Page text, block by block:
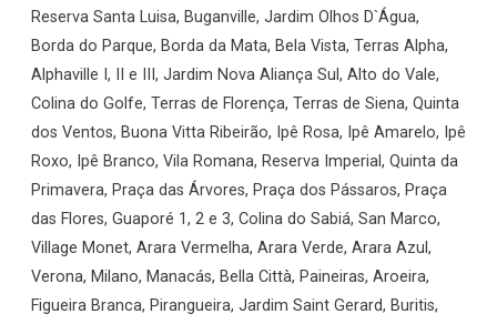
Reserva Santa Luisa, Buganville, Jardim Olhos D`Água,
Borda do Parque, Borda da Mata, Bela Vista, Terras Alpha,
Alphaville I, II e III, Jardim Nova Aliança Sul, Alto do Vale,
Colina do Golfe, Terras de Florença, Terras de Siena, Quinta
dos Ventos, Buona Vitta Ribeirão, Ipê Rosa, Ipê Amarelo, Ipê
Roxo, Ipê Branco, Vila Romana, Reserva Imperial, Quinta da
Primavera, Praça das Árvores, Praça dos Pássaros, Praça
das Flores, Guaporé 1, 2 e 3, Colina do Sabiá, San Marco,
Village Monet, Arara Vermelha, Arara Verde, Arara Azul,
Verona, Milano, Manacás, Bella Città, Paineiras, Aroeira,
Figueira Branca, Pirangueira, Jardim Saint Gerard, Buritis,